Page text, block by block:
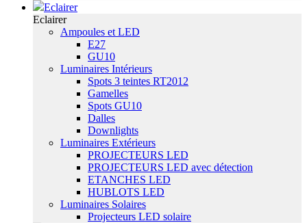
Eclairer
Eclairer
Ampoules et LED
E27
GU10
Luminaires Intérieurs
Spots 3 teintes RT2012
Gamelles
Spots GU10
Dalles
Downlights
Luminaires Extérieurs
PROJECTEURS LED
PROJECTEURS LED avec détection
ETANCHES LED
HUBLOTS LED
Luminaires Solaires
Projecteurs LED solaire